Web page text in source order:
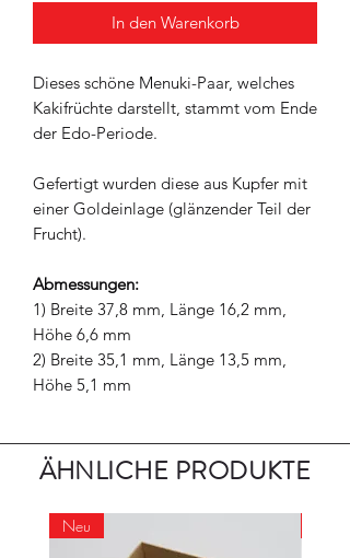
In den Warenkorb
Dieses schöne Menuki-Paar, welches
Kakifrüchte darstellt, stammt vom Ende
der Edo-Periode.
Gefertigt wurden diese aus Kupfer mit
einer Goldeinlage (glänzender Teil der
Frucht).
Abmessungen:
1) Breite 37,8 mm, Länge 16,2 mm,
Höhe 6,6 mm
2) Breite 35,1 mm, Länge 13,5 mm,
Höhe 5,1 mm
ÄHNLICHE PRODUKTE
Neu